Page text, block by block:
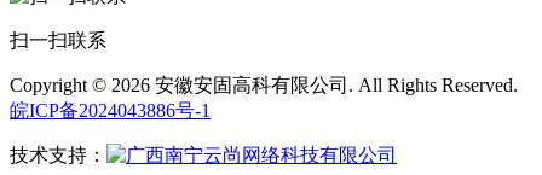
扫一扫联系
Copyright © 2026 安徽安固高科有限公司. All Rights Reserved.
皖ICP备2024043886号-1
技术支持：